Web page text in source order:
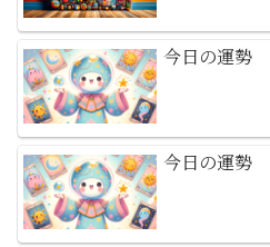
今日の運勢
今日の運勢